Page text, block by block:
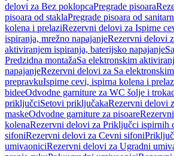
delovi za Bez poklopcaPregrade pisoara
pisoara od staklaPregrade pisoara od
kolena i prelaziRezervni delovi za Ispirne
ispiranja, mrežno napajanjeRezervni delovi
aktiviranjem ispiranja, baterijsko napajanje
Predzidna montažaSa elektronskim
napajanjeRezervni delovi za Sa
prepravkuIspirne cevi, ispirna kolena i
bideeOdvodne garniture za WC šolje i
priključciSetovi priključakaRezervni delovi
maskeOdvodne garniture za pisoare
kolenaRezervni delovi za Priključci ispirnih
sifoniRezervni delovi za Cevni sifoni
umivaoniciRezervni delovi za Ugradni